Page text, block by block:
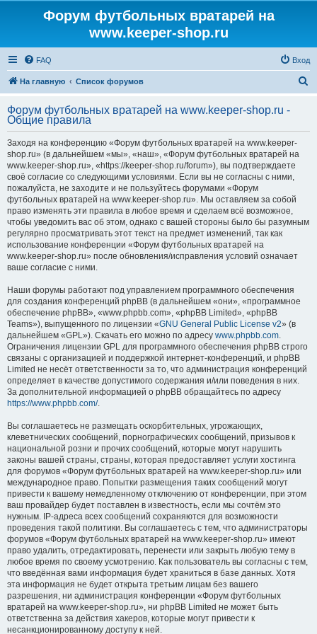
Форум футбольных вратарей на
www.keeper-shop.ru
FAQ Вход
На главную Список форумов
с
Форум футбольных вратарей на www.keeper-shop.ru -
Общие правила
Заходя на конференцию «Форум футбольных вратарей на www.keeper-
shop.ru» (в дальнейшем «мы», «наш», «Форум футбольных вратарей на
www.keeper-shop.ru», «https://keeper-shop.ru/forum»), вы подтверждаете
своё согласие со следующими условиями. Если вы не согласны с ними,
пожалуйста, не заходите и не пользуйтесь форумами «Форум
футбольных вратарей на www.keeper-shop.ru». Мы оставляем за собой
право изменять эти правила в любое время и сделаем всё возможное,
чтобы уведомить вас об этом, однако с вашей стороны было бы разумным
регулярно просматривать этот текст на предмет изменений, так как
использование конференции «Форум футбольных вратарей на
www.keeper-shop.ru» после обновления/исправления условий означает
ваше согласие с ними.
Наши форумы работают под управлением программного обеспечения
для создания конференций phpBB (в дальнейшем «они», «программное
обеспечение phpBB», «www.phpbb.com», «phpBB Limited», «phpBB
Teams»), выпущенного по лицензии «GNU General Public License v2» (в
дальнейшем «GPL»). Скачать его можно по адресу www.phpbb.com.
Ограничения лицензии GPL для программного обеспечения phpBB строго
связаны с организацией и поддержкой интернет-конференций, и phpBB
Limited не несёт ответственности за то, что администрация конференций
определяет в качестве допустимого содержания и/или поведения в них.
За дополнительной информацией о phpBB обращайтесь по адресу
https://www.phpbb.com/.
Вы соглашаетесь не размещать оскорбительных, угрожающих,
клеветнических сообщений, порнографических сообщений, призывов к
национальной розни и прочих сообщений, которые могут нарушить
законы вашей страны, страны, которая предоставляет услуги хостинга
для форумов «Форум футбольных вратарей на www.keeper-shop.ru» или
международное право. Попытки размещения таких сообщений могут
привести к вашему немедленному отключению от конференции, при этом
ваш провайдер будет поставлен в известность, если мы сочтём это
нужным. IP-адреса всех сообщений сохраняются для возможности
проведения такой политики. Вы соглашаетесь с тем, что администраторы
форумов «Форум футбольных вратарей на www.keeper-shop.ru» имеют
право удалить, отредактировать, перенести или закрыть любую тему в
любое время по своему усмотрению. Как пользователь вы согласны с тем,
что введённая вами информация будет храниться в базе данных. Хотя
эта информация не будет открыта третьим лицам без вашего
разрешения, ни администрация конференции «Форум футбольных
вратарей на www.keeper-shop.ru», ни phpBB Limited не может быть
ответственна за действия хакеров, которые могут привести к
несанкционированному доступу к ней.